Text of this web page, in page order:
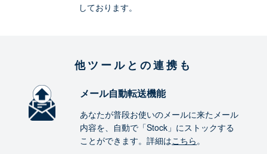
しております。
他ツールとの連携も
メール自動転送機能
あなたが普段お使いのメールに来たメール
内容を、自動で「Stock」にストックする
ことができます。詳細はこちら。